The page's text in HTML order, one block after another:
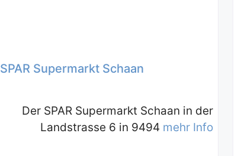
SPAR Supermarkt Schaan
Der SPAR Supermarkt Schaan in der
Landstrasse 6 in 9494 mehr Info